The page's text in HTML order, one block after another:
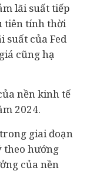
lãi suất tiếp
tiên tính thời
suất của Fed
cũng hạ
nềnkinh tế
2024.
giai đoạn
theo hướng
của nền